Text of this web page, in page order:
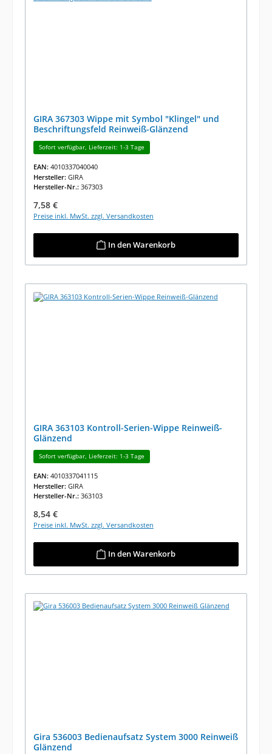
GIRA 367303 Wippe mit Symbol "Klingel" und
Beschriftungsfeld Reinweiß-Glänzend
Sofort verfügbar, Lieferzeit: 1-3 Tage
EAN: 4010337040040
Hersteller: GIRA
Hersteller-Nr.: 367303
Regulärer Preis:
7,58 €
Preise inkl. MwSt. zzgl. Versandkosten
In den Warenkorb
GIRA 363103 Kontroll-Serien-Wippe Reinweiß-
Glänzend
Sofort verfügbar, Lieferzeit: 1-3 Tage
EAN: 4010337041115
Hersteller: GIRA
Hersteller-Nr.: 363103
Regulärer Preis:
8,54 €
Preise inkl. MwSt. zzgl. Versandkosten
In den Warenkorb
Gira 536003 Bedienaufsatz System 3000 Reinweiß
Glänzend